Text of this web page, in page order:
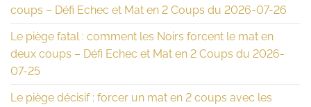
coups – Défi Echec et Mat en 2 Coups du 2026-07-26
Le piège fatal : comment les Noirs forcent le mat en
deux coups – Défi Echec et Mat en 2 Coups du 2026-
07-25
Le piège décisif : forcer un mat en 2 coups avec les